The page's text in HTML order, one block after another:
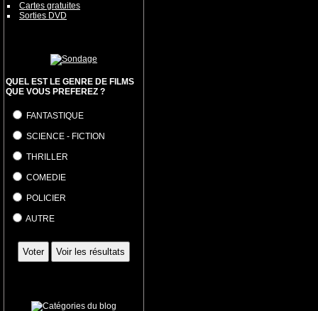
Cartes gratuites
Sorties DVD
QUEL EST LE GENRE DE FILMS
QUE VOUS PREFEREZ ?
FANTASTIQUE
SCIENCE - FICTION
THRILLER
COMEDIE
POLICIER
AUTRE